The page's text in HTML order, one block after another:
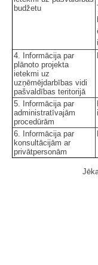
budžetu
4. Informācija par
plānoto projekta
ietekmi uz
uzņēmējdarbības vidi
pašvaldības teritorijā
5. Informācija par
administratīvajām
procedūrām
6. Informācija par
konsultācijām ar
privātpersonām